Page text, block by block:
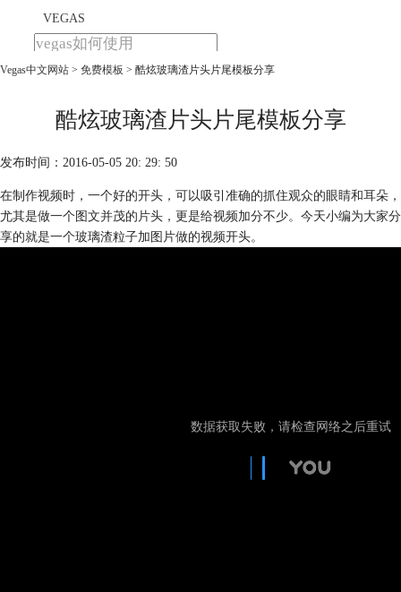
VEGAS
首页
购买
Vegas中文网站 > 免费模板 > 酷炫玻璃渣片头片尾模板分享
酷炫玻璃渣片头片尾模板分享
发布时间：2016-05-05 20: 29: 50
在制作视频时，一个好的开头，可以吸引准确的抓住观众的眼睛和耳朵，
尤其是做一个图文并茂的片头，更是给视频加分不少。今天小编为大家分
享的就是一个玻璃渣粒子加图片做的视频开头。